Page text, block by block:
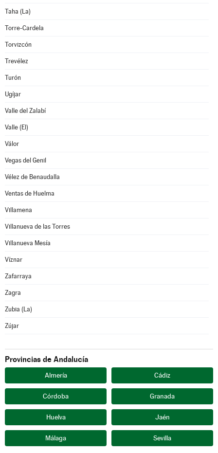
Taha (La)
Torre-Cardela
Torvizcón
Trevélez
Turón
Ugíjar
Valle del Zalabí
Valle (El)
Válor
Vegas del Genil
Vélez de Benaudalla
Ventas de Huelma
Villamena
Villanueva de las Torres
Villanueva Mesía
Víznar
Zafarraya
Zagra
Zubia (La)
Zújar
Provincias de Andalucía
Almería Cádiz
Córdoba Granada
Huelva Jaén
Málaga Sevilla